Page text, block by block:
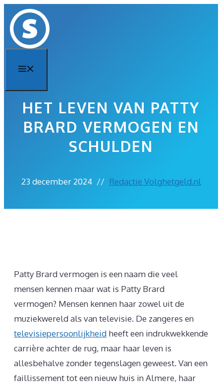
naar
HET LEVEN VAN PATTY
BRARD VERMOGEN EN
SCHULDEN
23 december 2024 // Redactie Volghetgeld.nl
Patty Brard vermogen is een naam die veel
mensen kennen maar wat is Patty Brard
vermogen? Mensen kennen haar zowel uit de
muziekwereld als van televisie. De zangeres en
televisiepersoonlijkheid heeft een indrukwekkende
carrière achter de rug, maar haar leven is
allesbehalve zonder tegenslagen geweest. Van een
faillissement tot een nieuw huis in Almere, haar